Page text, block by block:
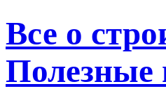
Все о
Полезные